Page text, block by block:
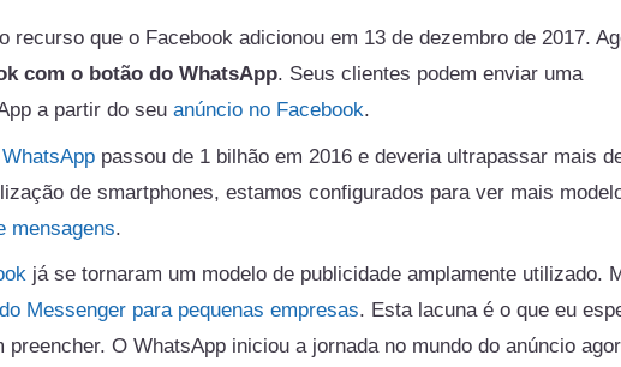
recurso que o Facebook adicionou em 13 de dezembro de 2017.
com o botão do WhatsApp. Seus clientes podem enviar uma
a partir do seu anúncio no Facebook.
WhatsApp passou de 1 bilhão em 2016 e deveria ultrapassar mais
de smartphones, estamos configurados para ver mais
mensagens.
já se tornaram um modelo de publicidade amplamente utilizado.
Messenger para pequenas empresas. Esta lacuna é o que eu
O WhatsApp iniciou a jornada no mundo do anúncio